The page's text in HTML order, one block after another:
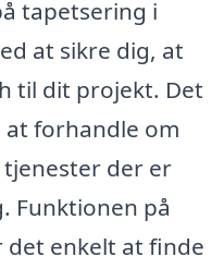
tapetsering i
at sikre dig, at
til dit projekt. Det
forhandle om
der er
Funktionen på
enkelt at finde